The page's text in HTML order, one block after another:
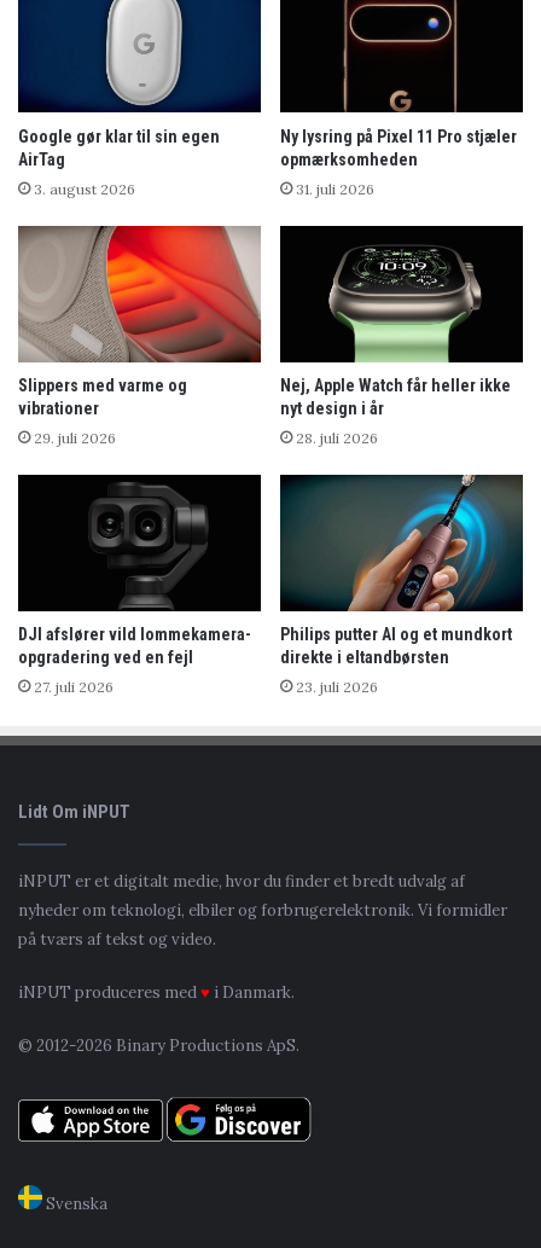
Google gør klar til sin egen
AirTag
3. august 2026
Ny lysring på Pixel 11 Pro stjæler
opmærksomheden
31. juli 2026
Slippers med varme og
vibrationer
29. juli 2026
Nej, Apple Watch får heller ikke
nyt design i år
28. juli 2026
DJI afslører vild lommekamera-
opgradering ved en fejl
27. juli 2026
Philips putter AI og et mundkort
direkte i eltandbørsten
23. juli 2026
Lidt Om iNPUT
iNPUT er et digitalt medie, hvor du finder et bredt udvalg af
nyheder om teknologi, elbiler og forbrugerelektronik. Vi formidler
på tværs af tekst og video.
iNPUT produceres med♥ i Danmark.
© 2012-2026 Binary Productions ApS.
Svenska